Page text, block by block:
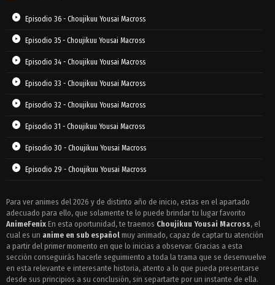
Episodio 36 - Choujikuu Yousai Macross
Episodio 35 - Choujikuu Yousai Macross
Episodio 34 - Choujikuu Yousai Macross
Episodio 33 - Choujikuu Yousai Macross
Episodio 32 - Choujikuu Yousai Macross
Episodio 31 - Choujikuu Yousai Macross
Episodio 30 - Choujikuu Yousai Macross
Episodio 29 - Choujikuu Yousai Macross
Episodio 27 - Choujikuu Yousai Macross
Episodio 26 - Choujikuu Yousai Macross
Episodio 25 - Choujikuu Yousai Macross
Episodio 24 - Choujikuu Yousai Macross
Para ver animes del 2026 y de distinto año de inicio, estas en el apartado
adecuado para ello, que solamente te lo puede brindar tu lugar favorito
AnimeFenix En esta oportunidad, te traemos Choujikuu Yousai Macross, el
cual es un anime en sub español muy animado, capaz de captar tu atención
a partir del primer momento en que lo inicias a observar. Gracias a esta
sección conseguirás hacerle seguimiento a toda la trama que se desenvuelve
en esta relevante e interesante historia, atento a lo que pueda presentarse
desde sus principios a su conclusión, sin separtarte por un instante de ella.